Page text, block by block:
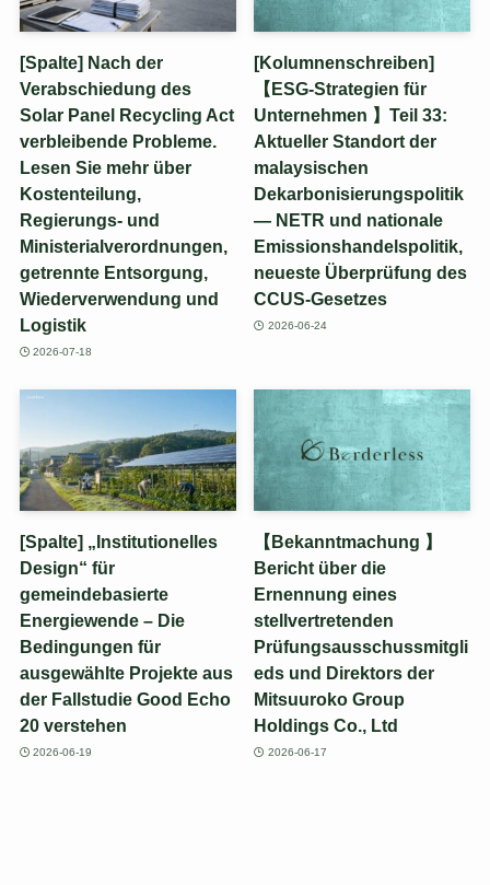
[Spalte] Nach der
Verabschiedung des
Solar Panel Recycling Act
verbleibende Probleme.
Lesen Sie mehr über
Kostenteilung,
Regierungs- und
Ministerialverordnungen,
getrennte Entsorgung,
Wiederverwendung und
Logistik
2026-07-18
[Kolumnenschreiben]
【ESG-Strategien für
Unternehmen 】Teil 33:
Aktueller Standort der
malaysischen
Dekarbonisierungspolitik
— NETR und nationale
Emissionshandelspolitik,
neueste Überprüfung des
CCUS-Gesetzes
2026-06-24
[Spalte] „Institutionelles
Design“ für
gemeindebasierte
Energiewende – Die
Bedingungen für
ausgewählte Projekte aus
der Fallstudie Good Echo
20 verstehen
2026-06-19
【Bekanntmachung 】
Bericht über die
Ernennung eines
stellvertretenden
Prüfungsausschussmitgli
eds und Direktors der
Mitsuuroko Group
Holdings Co., Ltd
2026-06-17